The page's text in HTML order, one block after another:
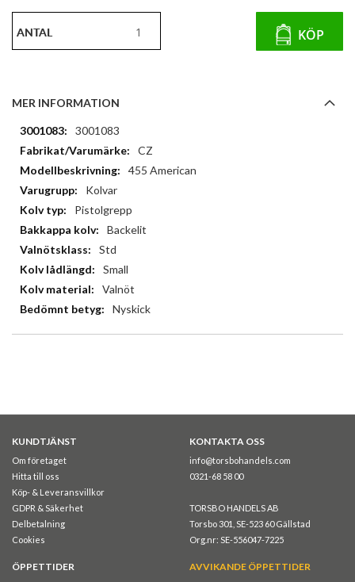
ANTAL KÖP
MER INFORMATION
Mer
information
3001083
CZ
455 American
Kolvar
Pistolgrepp
Backelit
Std
Small
Valnöt
Nyskick
KUNDTJÄNST
Om företaget
Hitta till oss
Köp- & Leveransvillkor
GDPR & Säkerhet
Delbetalning
Cookies
KONTAKTA OSS
info@torsbohandels.com
0321-68 58 00
TORSBO HANDELS AB
Torsbo 301, SE-523 60 Gällstad
Org.nr: SE-556047-7225
ÖPPETTIDER AVVIKANDE ÖPPETTIDER